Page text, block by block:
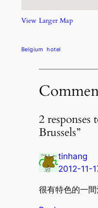
View Larger Map
Belgium hotel
2 responses
Brussels”
tinhang
2012-11-
很有特色的一